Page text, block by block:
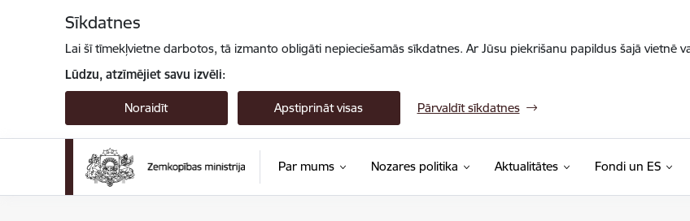
Sīkdatnes
Lai šī tīmekļvietne darbotos, tā izmanto obligāti nepieciešamās sīkdatnes. Ar Jūsu piekrišanu papildus šajā vietnē
Lūdzu, atzīmējiet savu izvēli:
Noraidīt Apstiprināt visas Pārvaldīt sīkdatnes
Par mums Nozares politika Aktualitātes Fondi un ES